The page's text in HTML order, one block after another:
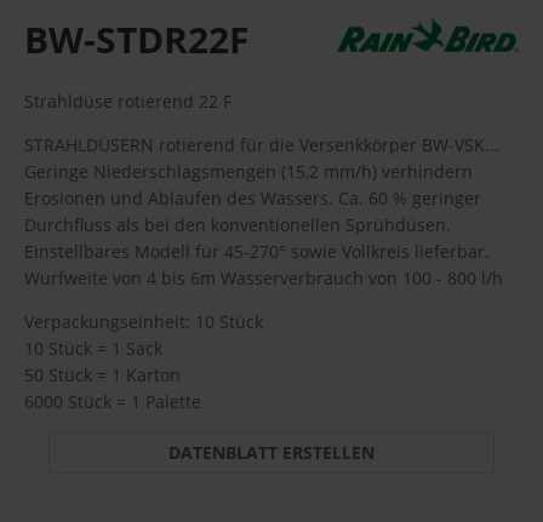
BW-STDR22F
Strahldüse rotierend 22 F
STRAHLDÜSERN rotierend für die Versenkkörper BW-VSK...
Geringe Niederschlagsmengen (15,2 mm/h) verhindern
Erosionen und Ablaufen des Wassers. Ca. 60 % geringer
Durchfluss als bei den konventionellen Sprühdüsen.
Einstellbares Modell für 45-270° sowie Vollkreis lieferbar.
Wurfweite von 4 bis 6m Wasserverbrauch von 100 - 800 l/h
Verpackungseinheit: 10 Stück
10 Stück = 1 Sack
50 Stück = 1 Karton
6000 Stück = 1 Palette
DATENBLATT ERSTELLEN